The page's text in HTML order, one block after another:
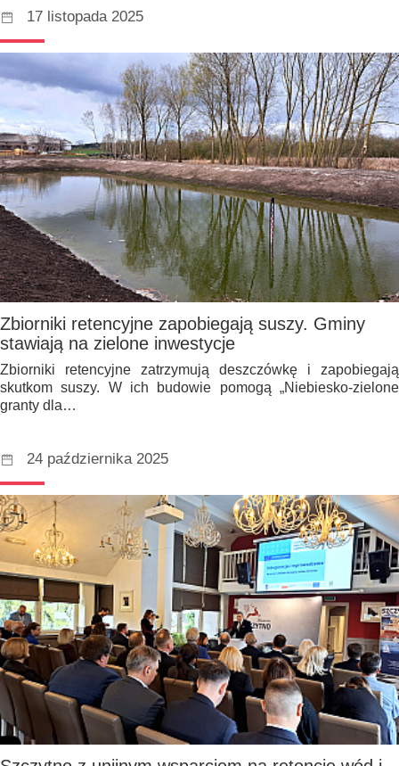
17 listopada 2025
Zbiorniki retencyjne zapobiegają suszy. Gminy
stawiają na zielone inwestycje
Zbiorniki retencyjne zatrzymują deszczówkę i zapobiegają
skutkom suszy. W ich budowie pomogą „Niebiesko-zielone
granty dla…
24 października 2025